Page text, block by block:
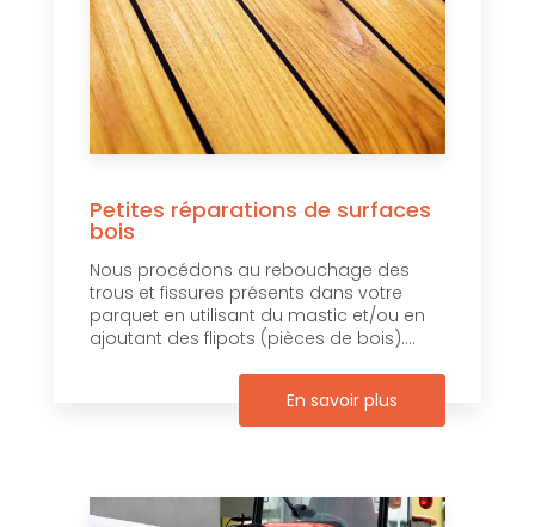
Petites réparations de surfaces
bois
Nous procédons au rebouchage des
trous et fissures présents dans votre
parquet en utilisant du mastic et/ou en
ajoutant des flipots (pièces de bois)....
En savoir plus